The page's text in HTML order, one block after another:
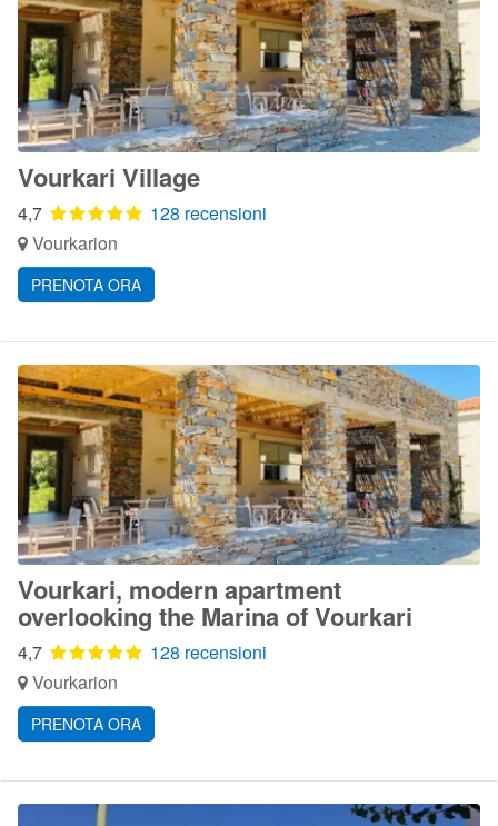
Vourkari Village
4,7
128 recensioni
Vourkarion
PRENOTA ORA
Vourkari, modern apartment
overlooking the Marina of Vourkari
4,7
128 recensioni
Vourkarion
PRENOTA ORA